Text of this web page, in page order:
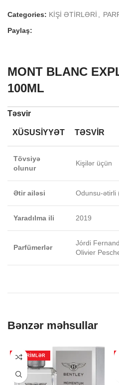
Categories: KİŞİ ƏTİRLƏRİ
Paylaş:
MONT BLANC
100ML
Təsvir
XÜSUSIYYƏT TƏSVIR
Tövsiyə
olunur
Kişilər üçün
Ətir ailəsi Odunsu-ətirli
Yaradılma ili 2019
Parfümerlər
Jórdi
Olivier
Bənzər məhsullar
ENDIRIMLƏR